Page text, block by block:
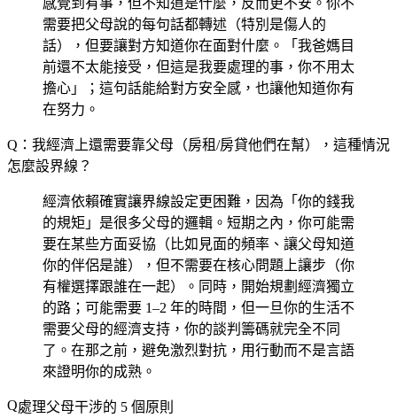
感覺到有事，但不知道是什麼，反而更不安。你不
需要把父母說的每句話都轉述（特別是傷人的
話），但要讓對方知道你在面對什麼。「我爸媽目
前還不太能接受，但這是我要處理的事，你不用太
擔心」；這句話能給對方安全感，也讓他知道你有
在努力。
Q：我經濟上還需要靠父母（房租/房貸他們在幫），這種情況
怎麼設界線？
經濟依賴確實讓界線設定更困難，因為「你的錢我
的規矩」是很多父母的邏輯。短期之內，你可能需
要在某些方面妥協（比如見面的頻率、讓父母知道
你的伴侶是誰），但不需要在核心問題上讓步（你
有權選擇跟誰在一起）。同時，開始規劃經濟獨立
的路；可能需要 1–2 年的時間，但一旦你的生活不
需要父母的經濟支持，你的談判籌碼就完全不同
了。在那之前，避免激烈對抗，用行動而不是言語
來證明你的成熟。
處理父母干涉的 5 個原則